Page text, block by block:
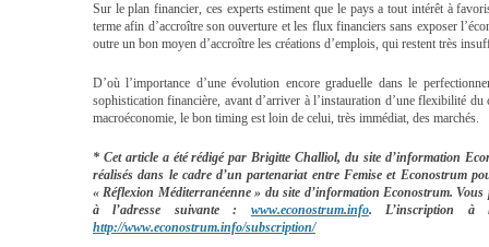
Sur le plan financier, ces experts estiment que le pays a tout intérêt à
terme afin d’accroître son ouverture et les flux financiers sans exposer
outre un bon moyen d’accroître les créations d’emplois, qui restent très
D’où l’importance d’une évolution encore graduelle dans le
sophistication financière, avant d’arriver à l’instauration d’une flexibilité
macroéconomie, le bon timing est loin de celui, très immédiat, des marchés.
* Cet article a été rédigé par Brigitte Challiol, du site d’information
réalisés dans le cadre d’un partenariat entre Femise et Econostrum
« Réflexion Méditerranéenne » du site d’information Econostrum.
à l’adresse suivante : www.econostrum.info. L’inscription à
http://www.econostrum.info/subscription/